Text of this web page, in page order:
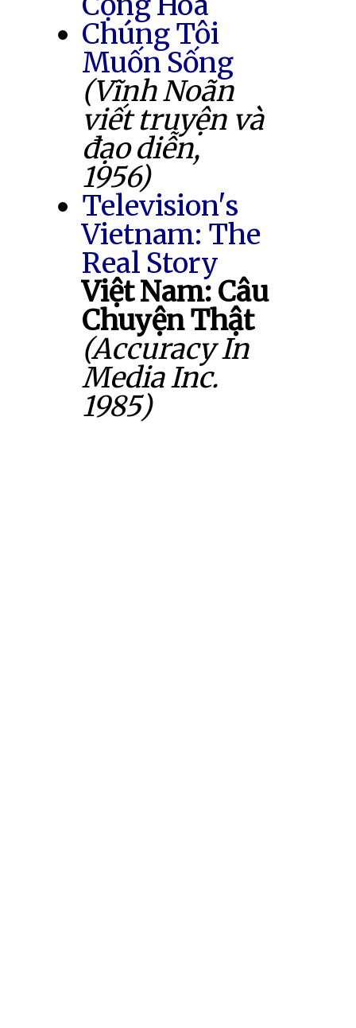
Chúng Tôi
Muốn Sống
(Vĩnh Noãn
viết truyện và
đạo diễn,
1956)
Television's
Vietnam: The
Real Story
Việt Nam: Câu
Chuyện Thật
(Accuracy In
Media Inc.
1985)